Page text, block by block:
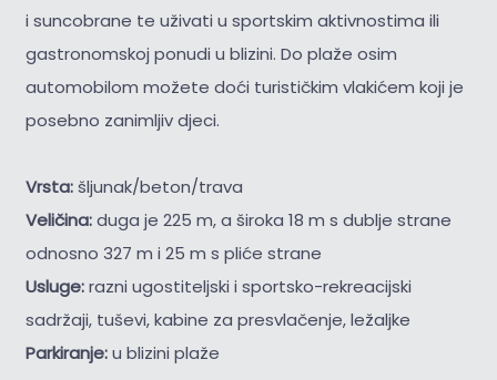
i suncobrane te uživati u sportskim aktivnostima ili
gastronomskoj ponudi u blizini. Do plaže osim
automobilom možete doći turističkim vlakićem koji je
posebno zanimljiv djeci.
Vrsta:šljunak/beton/trava
Veličina:duga je 225 m, a široka 18 m s dublje strane
odnosno 327 m i 25 m s pliće strane
Usluge:razni ugostiteljski i sportsko-rekreacijski
sadržaji, tuševi, kabine za presvlačenje, ležaljke
Parkiranje:u blizini plaže